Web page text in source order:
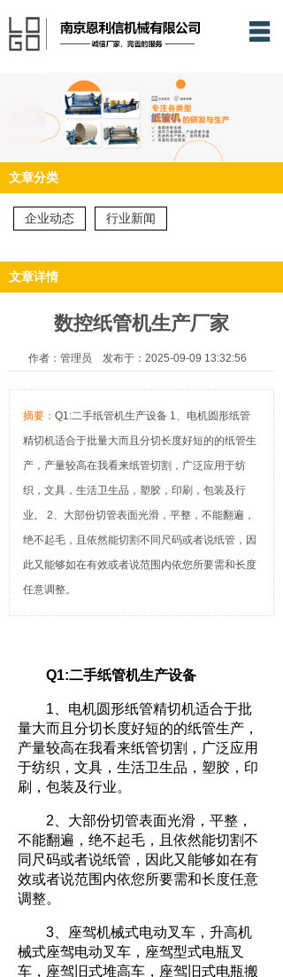
关于我们
产品中心
新闻动态
服务案例
联系我们
文章分类
企业动态 行业新闻
文章详情
数控纸管机生产厂家
作者：管理员 发布于：2025-09-09 13:32:56
摘要： Q1:二手纸管机生产设备 1、电机圆形纸管
精切机适合于批量大而且分切长度好短的的纸管生
产，产量较高在我看来纸管切割，广泛应用于纺
织，文具，生活卫生品，塑胶，印刷，包装及行
业。 2、大部份切管表面光滑，平整，不能翻遍，
绝不起毛，且依然能切割不同尺码或者说纸管，因
此又能够如在有效或者说范围内依您所要需和长度
任意调整。
Q1:二手纸管机生产设备
1、电机圆形纸管精切机适合于批
量大而且分切长度好短的的纸管生产，
产量较高在我看来纸管切割，广泛应用
于纺织，文具，生活卫生品，塑胶，印
刷，包装及行业。
2、大部份切管表面光滑，平整，
不能翻遍，绝不起毛，且依然能切割不
同尺码或者说纸管，因此又能够如在有
效或者说范围内依您所要需和长度任意
调整。
3、座驾机械式电动叉车，升高机
械式座驾电动叉车，座驾型式电瓶叉
车，座驾旧式堆高车，座驾旧式电瓶搬